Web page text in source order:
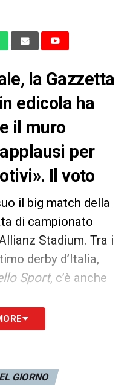
la Gazzetta
edicola ha
il muro
per
Il voto
il big match della
di campionato
Stadium. Tra i
derby d’Italia,
Sport, c’è anche
un paio di errori
GIORNO